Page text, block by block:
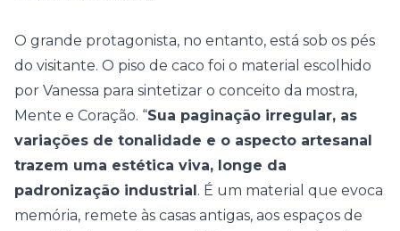
O grande protagonista, no entanto, está sob os pés
do visitante. O piso de caco foi o material escolhido
por Vanessa para sintetizar o conceito da mostra,
Mente e Coração. “Sua paginação irregular, as
variações de tonalidade e o aspecto artesanal
trazem uma estética viva, longe da
padronização industrial. É um material que evoca
memória, remete às casas antigas, aos espaços de